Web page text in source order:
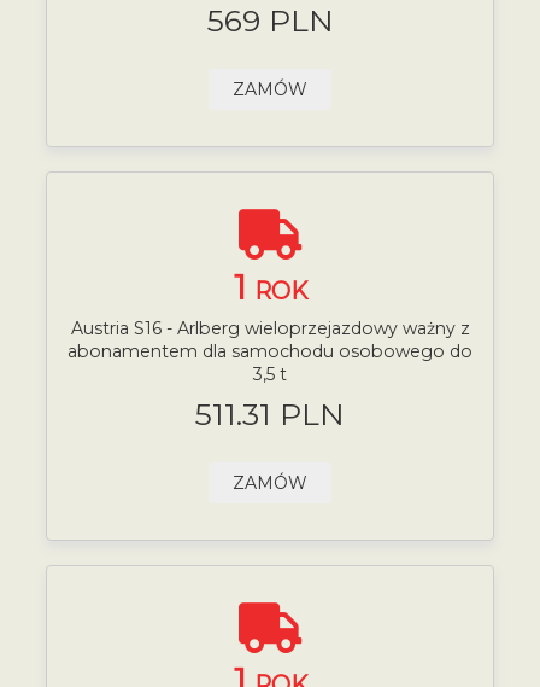
569 PLN
ZAMÓW
1 ROK
Austria S16 - Arlberg wieloprzejazdowy ważny z
abonamentem dla samochodu osobowego do
3,5 t
511.31 PLN
ZAMÓW